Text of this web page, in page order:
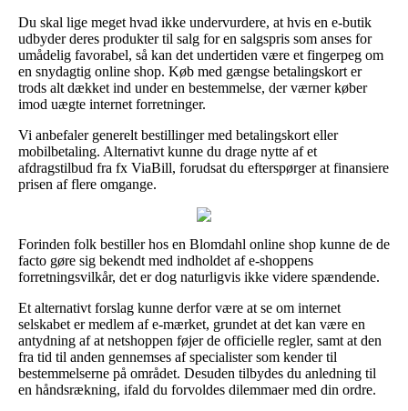
Du skal lige meget hvad ikke undervurdere, at hvis en e-butik
udbyder deres produkter til salg for en salgspris som anses for
umådelig favorabel, så kan det undertiden være et fingerpeg om
en snydagtig online shop. Køb med gængse betalingskort er
trods alt dækket ind under en bestemmelse, der værner køber
imod uægte internet forretninger.
Vi anbefaler generelt bestillinger med betalingskort eller
mobilbetaling. Alternativt kunne du drage nytte af et
afdragstilbud fra fx ViaBill, forudsat du efterspørger at finansiere
prisen af flere omgange.
Forinden folk bestiller hos en Blomdahl online shop kunne de de
facto gøre sig bekendt med indholdet af e-shoppens
forretningsvilkår, det er dog naturligvis ikke videre spændende.
Et alternativt forslag kunne derfor være at se om internet
selskabet er medlem af e-mærket, grundet at det kan være en
antydning af at netshoppen føjer de officielle regler, samt at den
fra tid til anden gennemses af specialister som kender til
bestemmelserne på området. Desuden tilbydes du anledning til
en håndsrækning, ifald du forvoldes dilemmaer med din ordre.